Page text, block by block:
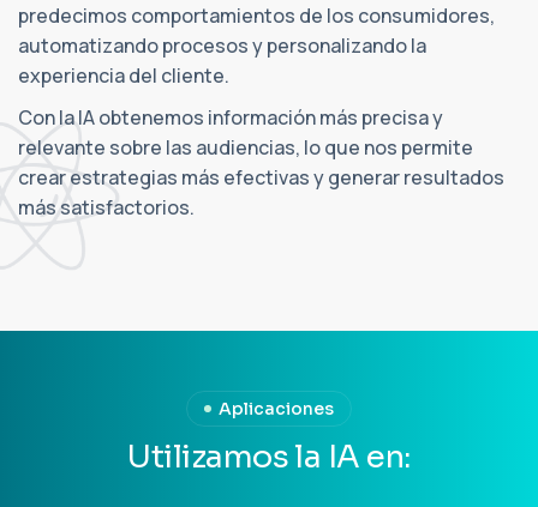
predecimos comportamientos de los consumidores,
automatizando procesos y personalizando la
experiencia del cliente.
Con la IA obtenemos información más precisa y
relevante sobre las audiencias, lo que nos permite
crear estrategias más efectivas y generar resultados
más satisfactorios.
Aplicaciones
Utilizamosla IA en: